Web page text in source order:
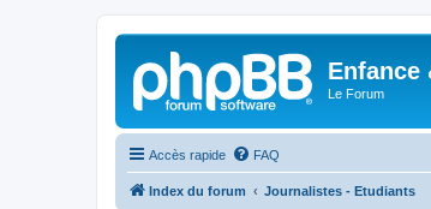
Enfance
Le Forum
Accès rapide FAQ
Index du forum Journalistes - Etudiants